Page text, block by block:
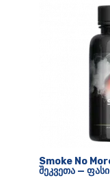
Smoke No
შეკვეთა —